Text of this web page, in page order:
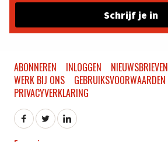
Schrijf je in
ABONNEREN INLOGGEN NIEUWSBRIEVEN
WERK BIJ ONS
GEBRUIKSVOORWAARDEN
PRIVACYVERKLARING